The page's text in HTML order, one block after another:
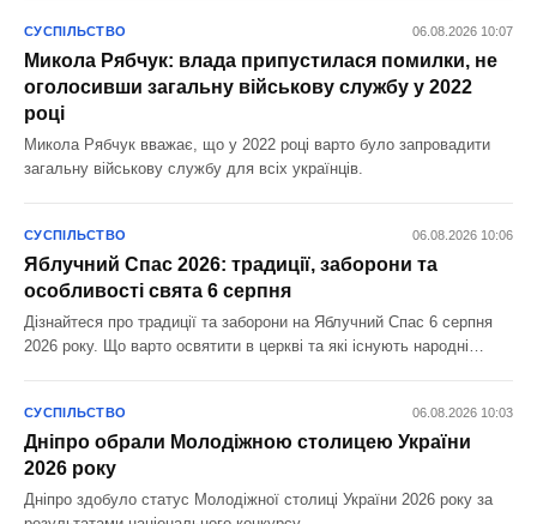
СУСПІЛЬСТВО 06.08.2026 10:07
Микола Рябчук: влада припустилася помилки, не
оголосивши загальну військову службу у 2022
році
Микола Рябчук вважає, що у 2022 році варто було запровадити
загальну військову службу для всіх українців.
СУСПІЛЬСТВО 06.08.2026 10:06
Яблучний Спас 2026: традиції, заборони та
особливості свята 6 серпня
Дізнайтеся про традиції та заборони на Яблучний Спас 6 серпня
2026 року. Що варто освятити в церкві та які існують народні
СУСПІЛЬСТВО 06.08.2026 10:03
Дніпро обрали Молодіжною столицею України
2026 року
Дніпро здобуло статус Молодіжної столиці України 2026 року за